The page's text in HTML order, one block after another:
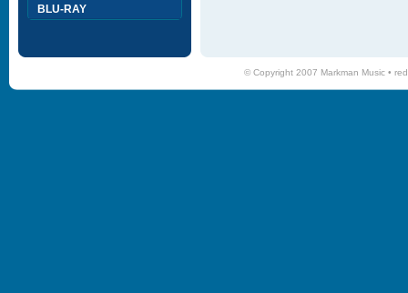
BLU-RAY
© Copyright 2007 Markman Music •